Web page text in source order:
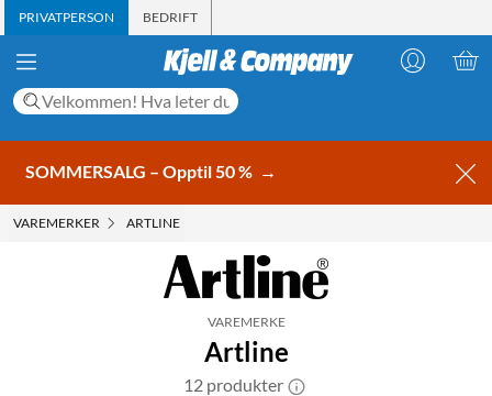
PRIVATPERSON BEDRIFT
SOMMERSALG – Opptil 50 % →
VAREMERKER ARTLINE
VAREMERKE
Artline
12 produkter